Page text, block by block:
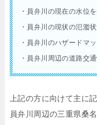
・員弁川の現在の水位
・員弁川の現状の氾濫
・員弁川のハザードマ
・員弁川周辺の道路交
上記の方に向けて主に
員弁川周辺の三重県桑